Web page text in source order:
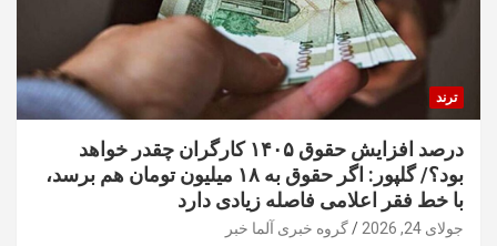
ترند
درصد افزایش حقوق ۱۴۰۵ کارگران چقدر خواهد
بود؟/ گلپور: اگر حقوق به ۱۸ میلیون تومان هم برسد،
با خط فقر اعلامی فاصله زیادی دارد
جولای 24, 2026 گروه خبری آلما خبر